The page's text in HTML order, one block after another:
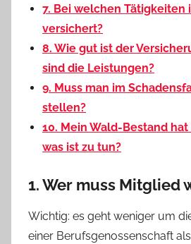
7. Bei welchen Tätigkeiten
versichert?
8. Wie gut ist der
sind die Leistungen?
9. Muss man im
stellen?
10. Mein Wald-Bestand
was ist zu tun?
1. Wer muss Mitglied
Wichtig: es geht weniger um
einer Berufsgenossenschaft